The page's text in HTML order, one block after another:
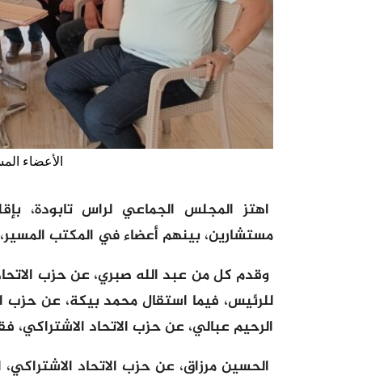
الأعضاء
مستشارين، بينهم أعضاء في المكتب
وقدم كل من عبد الله صبري، عن حزب
للرئيس، فيما استقال محمد بيكة، عن حزب
الرحيم عبالي، عن حزب الاتحاد الاشتراكي،
الحسين مرزاق، عن حزب الاتحاد